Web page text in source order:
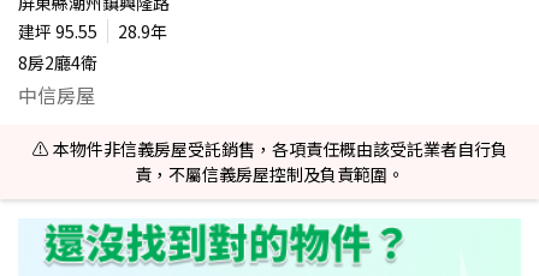
建坪 95.55
28.9年
8房2廳4衛
中信房屋
⚠️ 本物件非信義房屋受託銷售，各項責任概由該受託業者自行負
責，不屬信義房屋控制及負責範圍。